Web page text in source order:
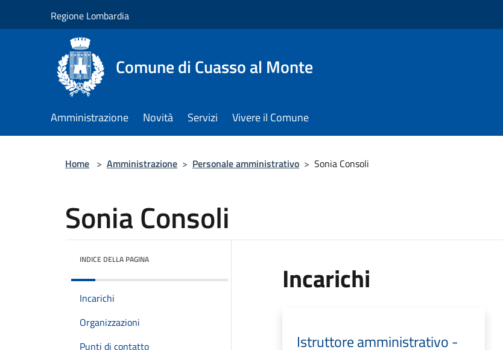
Regione Lombardia
Comune di Cuasso al Monte
Amministrazione Novità Servizi Vivere il Comune
Home > Amministrazione > Personale amministrativo > Sonia Consoli
Sonia Consoli
INDICE DELLA PAGINA
Incarichi
Organizzazioni
Punti di contatto
Incarichi
Istruttore amministrativo -